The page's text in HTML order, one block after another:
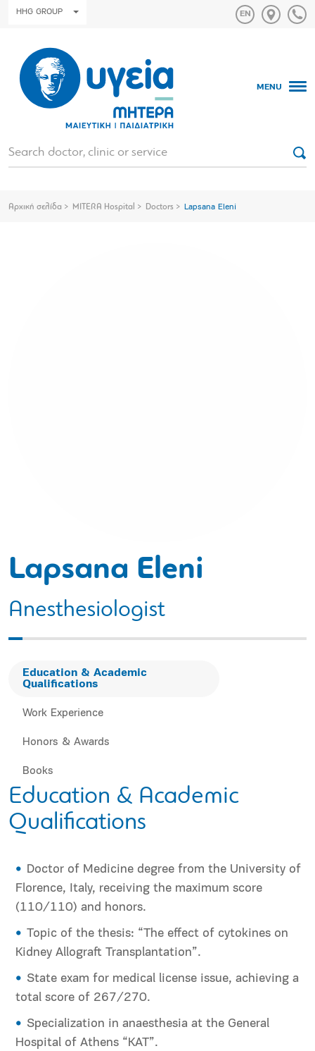
HHG GROUP
MENU
Αρχική σελίδα MITERA Hospital Doctors Lapsana Eleni
Lapsana Eleni
Anesthesiologist
Education & Academic
Qualifications
Work Experience
Honors & Awards
Books
Education & Academic
Qualifications
Doctor of Medicine degree from the University of
Florence, Italy, receiving the maximum score
(110/110) and honors.
Topic of the thesis: “The effect of cytokines on
Kidney Allograft Transplantation”.
State exam for medical license issue, achieving a
total score of 267/270.
Specialization in anaesthesia at the General
Hospital of Athens “KAT”.